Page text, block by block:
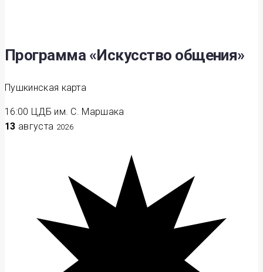
Программа «Искусство общения»
Пушкинская карта
16:00 ЦДБ им. С. Маршака
13 августа 2026